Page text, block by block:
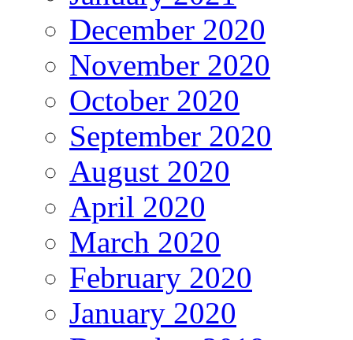
December 2020
November 2020
October 2020
September 2020
August 2020
April 2020
March 2020
February 2020
January 2020